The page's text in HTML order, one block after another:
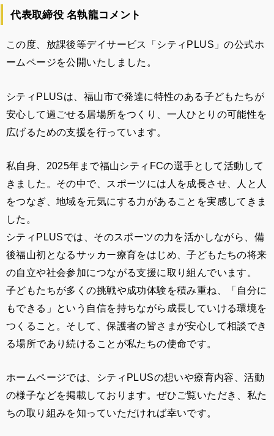
代表取締役名執龍コメント
この度、放課後等デイサービス「シティPLUS」の公式ホ
ームページを公開いたしました。
シティPLUSは、福山市で発達に特性のある子どもたちが
安心して過ごせる居場所をつくり、一人ひとりの可能性を
広げるための支援を行っています。
私自身、2025年まで福山シティFCの選手として活動して
きました。その中で、スポーツには人を成長させ、人と人
をつなぎ、地域を元気にする力があることを実感してきま
した。
シティPLUSでは、そのスポーツの力を活かしながら、備
後福山初となるサッカー療育をはじめ、子どもたちの将来
の自立や社会参加につながる支援に取り組んでいます。
子どもたちが多くの挑戦や成功体験を積み重ね、「自分に
もできる」という自信を持ちながら成長していける環境を
つくること。そして、保護者の皆さまが安心して相談でき
る場所であり続けることが私たちの使命です。
ホームページでは、シティPLUSの想いや療育内容、活動
の様子などを掲載しております。ぜひご覧いただき、私た
ちの取り組みを知っていただければ幸いです。